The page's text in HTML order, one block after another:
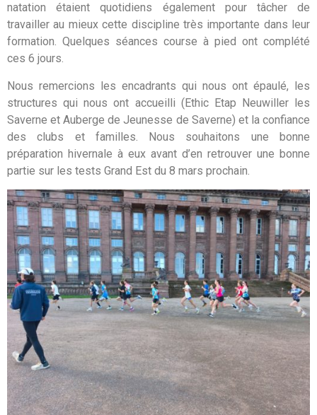
natation étaient quotidiens également pour tâcher de
travailler au mieux cette discipline très importante dans leur
formation. Quelques séances course à pied ont complété
ces 6 jours.
Nous remercions les encadrants qui nous ont épaulé, les
structures qui nous ont accueilli (Ethic Etap Neuwiller les
Saverne et Auberge de Jeunesse de Saverne) et la confiance
des clubs et familles. Nous souhaitons une bonne
préparation hivernale à eux avant d’en retrouver une bonne
partie sur les tests Grand Est du 8 mars prochain.